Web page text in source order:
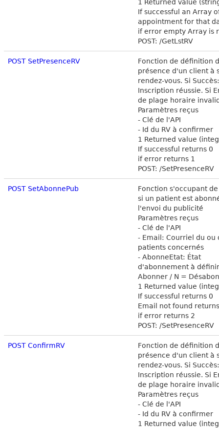
1 Returned value
If successful an Array
appointment for that
if error empty Array is
POST: /GetLstRV
POST SetPresenceRV
Fonction de définition
présence d'un client à
rendez-vous. Si
Inscription réussie. Si
de plage horaire
Paramètres reçus
- Clé de l'API
- Id du RV à confirmer
1 Returned value
If successful returns 0
if error returns 1
POST: /SetPresenceRV
POST SetAbonnePub
Fonction s'occupant
si un patient est
l'envoi du publicité
Paramètres reçus
- Clé de l'API
- Email: Courriel du ou
patients concernés
- AbonneEtat: État
d'abonnement à
Abonner / N =
1 Returned value
If successful returns 0
Email not found
if error returns 2
POST: /SetPresenceRV
POST ConfirmRV
Fonction de définition
présence d'un client à
rendez-vous. Si
Inscription réussie. Si
de plage horaire
Paramètres reçus
- Clé de l'API
- Id du RV à confirmer
1 Returned value